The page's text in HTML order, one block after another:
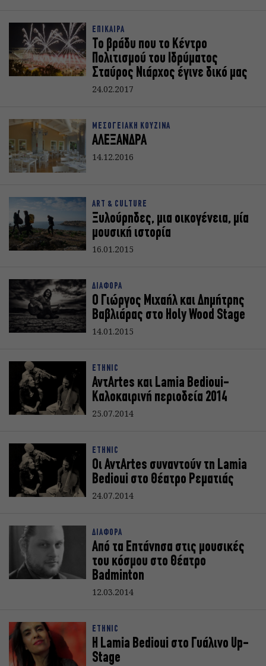
ΕΠΙΚΑΙΡΑ
Το βράδυ που το Κέντρο
Πολιτισμού του Ιδρύματος
Σταύρος Νιάρχος έγινε δικό μας
24.02.2017
ΜΕΣΟΓΕΙΑΚΗ ΚΟΥΖΙΝΑ
ΑΛΕΞΑΝΔΡΑ
14.12.2016
ART & CULTURE
Ξυλούρηδες, μια οικογένεια, μία
μουσική ιστορία
16.01.2015
ΔΙΑΦΟΡΑ
Ο Γιώργος Μιχαήλ και Δημήτρης
Βαβλιάρας στο Holy Wood Stage
14.01.2015
ETHNIC
ΑντArtes και Lamia Bedioui-
Καλοκαιρινή περιοδεία 2014
25.07.2014
ETHNIC
Οι ΑντArtes συναντούν τη Lamia
Bedioui στο Θέατρο Ρεματιάς
24.07.2014
ΔΙΑΦΟΡΑ
Από τα Επτάνησα στις μουσικές
του κόσμου στο Θέατρο
Badminton
12.03.2014
ETHNIC
Η Lamia Bedioui στο Γυάλινο Up-
Stage